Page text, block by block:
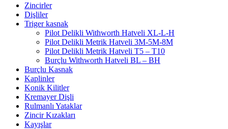
Zincirler
Dişliler
Triger kasnak
Pilot Delikli Withworth Hatveli XL-L-H
Pilot Delikli Metrik Hatveli 3M-5M-8M
Pilot Delikli Metrik Hatveli T5 – T10
Burçlu Withworth Hatveli BL – BH
Burçlu Kasnak
Kaplinler
Konik Kilitler
Kremayer Dişli
Rulmanlı Yataklar
Zincir Kızakları
Kayışlar